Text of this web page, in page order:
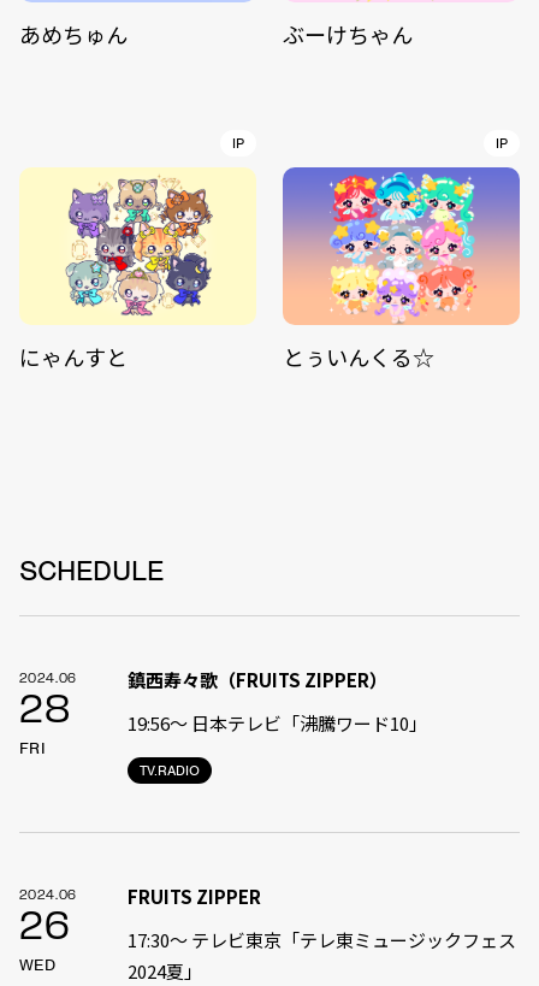
あめちゅん ぶーけちゃん
IP
にゃんすと
IP
とぅいんくる☆
SCHEDULE
2024.06
28
FRI
TV.RADIO
鎮西寿々歌（FRUITS ZIPPER）
19:56〜 日本テレビ「沸騰ワード10」
2024.06
26
WED
FRUITS ZIPPER
17:30〜 テレビ東京「テレ東ミュージックフェス
2024夏」